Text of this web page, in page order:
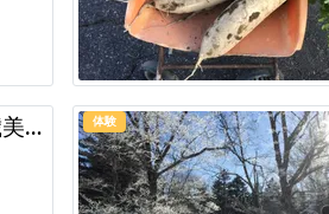
ニコニコレンタカー千歳美々店 体験